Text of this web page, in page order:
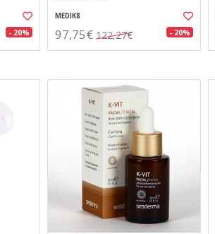
- 20%
MEDIK8
97,75€ 122,27€ - 20%